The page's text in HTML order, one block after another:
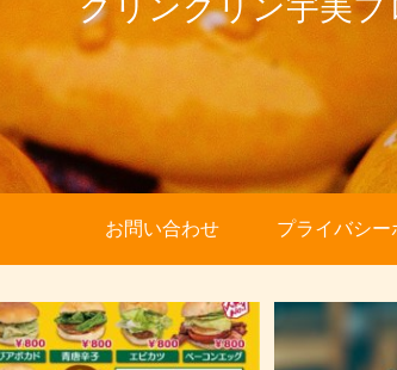
グリングリン宇美ブ
お問い合わせ プライバシー